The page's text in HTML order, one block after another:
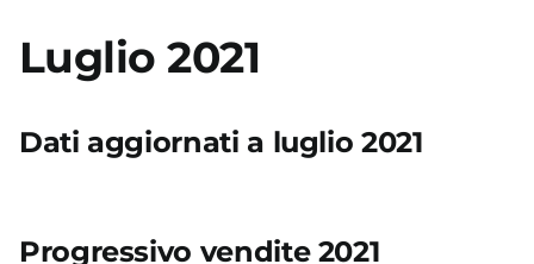
Luglio 2021
Dati aggiornati a luglio 2021
Progressivo vendite 2021